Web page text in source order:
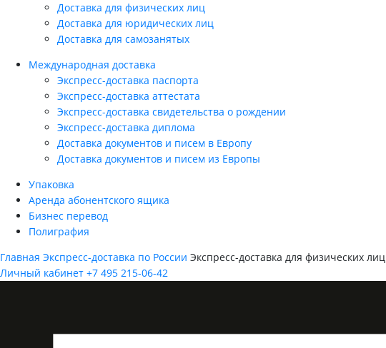
Доставка для физических лиц
Доставка для юридических лиц
Доставка для самозанятых
Международная доставка
Экспресс-доставка паспорта
Экспресс-доставка аттестата
Экспресс-доставка свидетельства о рождении
Экспресс-доставка диплома
Доставка документов и писем в Европу
Доставка документов и писем из Европы
Упаковка
Аренда абонентского ящика
Бизнес перевод
Полиграфия
Главная Экспресс-доставка по России Экспресс-доставка для физических лиц
Личный кабинет +7 495 215-06-42